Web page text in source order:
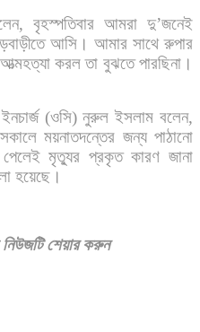
বৃহস্পতিবার আমরা দু’জনেই
আসি। আমার সাথে রুপার
করল তা বুঝতে পারছিনা।
ইনচার্জ (ওসি) নুরুল ইসলাম বলেন,
ময়নাতদন্তের জন্য পাঠানো
পেলেই মৃত্যুর প্রকৃত কারণ জানা
হয়েছে।
নিউজটি শেয়ার করুন